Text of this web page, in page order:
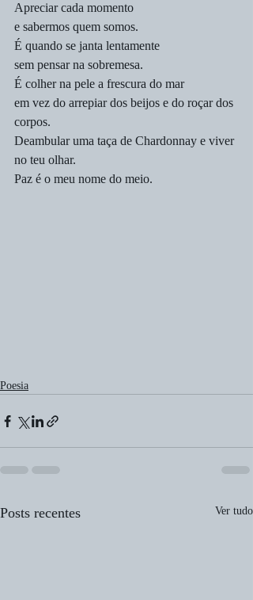
Apreciar cada momento
e sabermos quem somos.
É quando se janta lentamente
sem pensar na sobremesa.
É colher na pele a frescura do mar
em vez do arrepiar dos beijos e do roçar dos
corpos.
Deambular uma taça de Chardonnay e viver
no teu olhar.
Paz é o meu nome do meio.
Poesia
Posts recentes Ver tudo